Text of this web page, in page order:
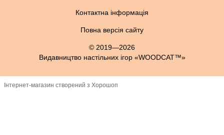
Контактна інформація
Повна версія сайту
© 2019—2026
Видавництво настільних ігор «WOODCAT™»
Інтернет-магазин створений з Хорошоп